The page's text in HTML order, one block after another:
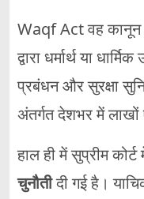
Waqf Act वह कानून
द्वारा धर्मार्थ या
प्रबंधन और सुरक्षा
अंतर्गत देशभर में
हाल ही में सुप्रीम
चुनौतीदी गई है।